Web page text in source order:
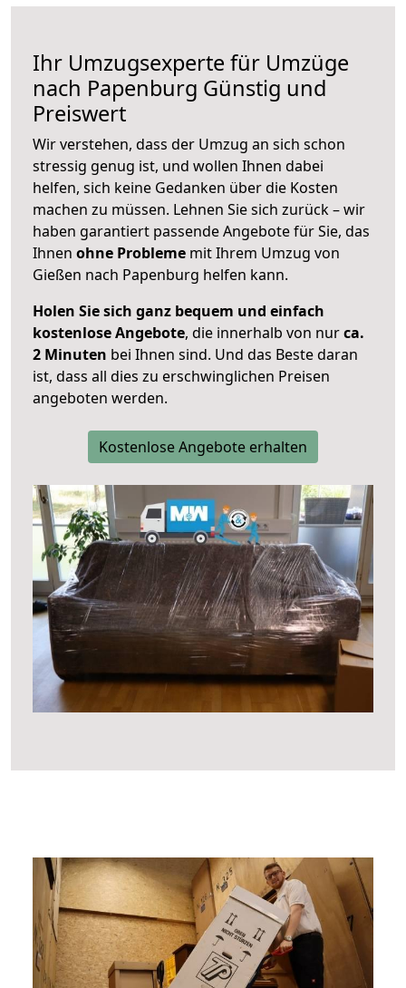
Ihr Umzugsexperte für Umzüge
nach Papenburg Günstig und
Preiswert
Wir verstehen, dass der Umzug an sich schon
stressig genug ist, und wollen Ihnen dabei
helfen, sich keine Gedanken über die Kosten
machen zu müssen. Lehnen Sie sich zurück – wir
haben garantiert passende Angebote für Sie, das
Ihnen ohne Probleme mit Ihrem Umzug von
Gießen nach Papenburg helfen kann.
Holen Sie sich ganz bequem und einfach
kostenlose Angebote, die innerhalb von nurca.
2 Minuten bei Ihnen sind. Und das Beste daran
ist, dass all dies zu erschwinglichen Preisen
angeboten werden.
Kostenlose Angebote erhalten